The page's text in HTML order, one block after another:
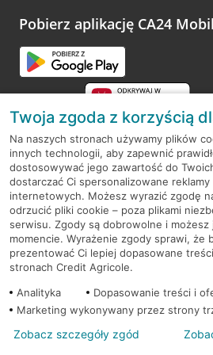
opinie.
Pobierz aplikację CA24
RODO
Regulamin serwisu
Mapa serwisu
PolitykaCookies
© 2026 Credit Agricole Bank Polska S.A.
Twoja zgoda z korzyścią
Na naszych stronach używamy plików
innych technologii, aby zapewnić
dostosowywać jego zawartość do
dostarczać Ci spersonalizowane
internetowych. Możesz wyrazić zgodę
odrzucić pliki cookie – poza plikami
serwisu. Zgody są dobrowolne i
momencie. Wyrażenie zgody sprawi, że
prezentować Ci lepiej dopasowane
stronach Credit Agricole.
Analityka
Dopasowanie treści i
Marketing wykonywany przez strony
Zobacz szczegóły zgód